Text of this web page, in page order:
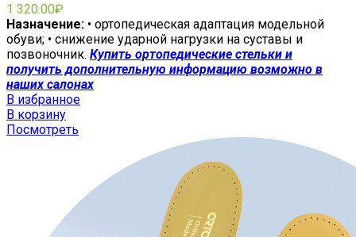
1 320.00₽
Назначение: • ортопедическая адаптация модельной
обуви; • снижение ударной нагрузки на суставы и
позвоночник. Купить ортопедические стельки и
получить дополнительную информацию возможно в
наших салонах
В избранное
В корзину
Посмотреть